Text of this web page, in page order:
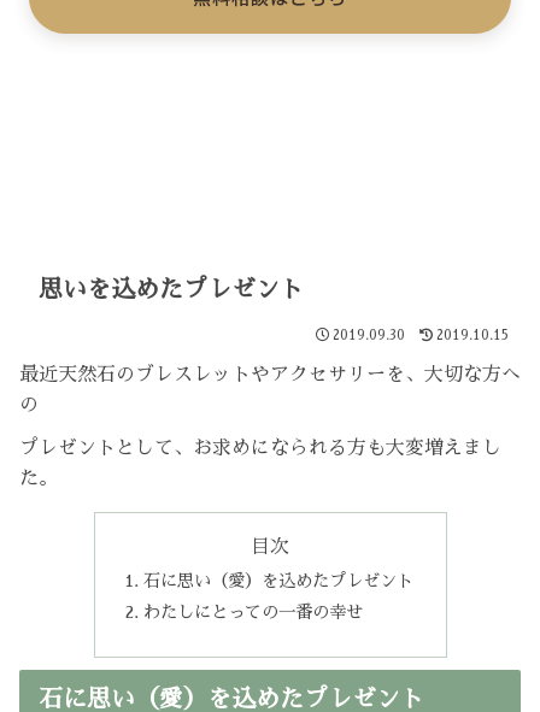
思いを込めたプレゼント
2019.09.30 2019.10.15
最近天然石のブレスレットやアクセサリーを、大切な方へ
の
プレゼントとして、お求めになられる方も大変増えまし
た。
目次
石に思い（愛）を込めたプレゼント
わたしにとっての一番の幸せ
石に思い（愛）を込めたプレゼント